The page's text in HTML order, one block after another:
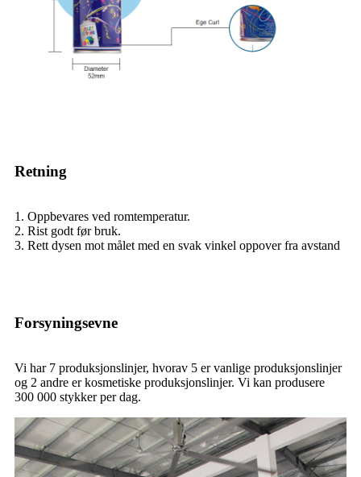
Retning
1. Oppbevares ved romtemperatur.
2. Rist godt før bruk.
3. Rett dysen mot målet med en svak vinkel oppover fra avstand
Forsyningsevne
Vi har 7 produksjonslinjer, hvorav 5 er vanlige produksjonslinjer
og 2 andre er kosmetiske produksjonslinjer. Vi kan produsere
300 000 stykker per dag.